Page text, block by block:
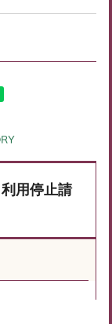
用停止請